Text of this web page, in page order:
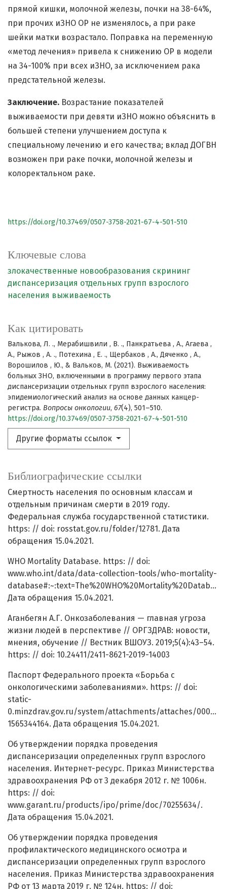
Ключевые слова
злокачественные новообразования скрининг
диспансеризация отдельных групп взрослого
населения выживаемость
Как цитировать
Валькова, Л. ., Мерабишвили , В. ., Панкратьева , А., Агаева ,
А., Рыжов , А. ., Потехина , Е. ., Щербаков , А., Дяченко , А.,
Ворошилов , Ю., & Вальков, М. (2021). Выживаемость
больных ЗНО, включенными в программу первого этапа
диспансеризации отдельных групп взрослого населения:
эпидемиологический анализ на основе данных канцер-
регистра. Вопросы онкологии, 67(4), 501–510.
https://doi.org/10.37469/0507-3758-2021-67-4-501-510
Другие форматы ссылок
прямой кишки, молочной железы, почки на 38-64%,
при прочих иЗНО ОР не изменялось, а при раке
шейки матки возрастало. Поправка на переменную
«метод лечения» привела к снижению ОР в модели
на 34-100% при всех иЗНО, за исключением рака
предстательной железы.
Заключение. Возрастание показателей
выживаемости при девяти иЗНО можно объяснить в
большей степени улучшением доступа к
специальному лечению и его качества; вклад ДОГВН
возможен при раке почки, молочной железы и
колоректальном раке.
https://doi.org/10.37469/0507-3758-2021-67-4-501-510
Библиографические ссылки
Смертность населения по основным классам и
отдельным причинам смерти в 2019 году.
Федеральная служба государственной статистики.
https: // doi: rosstat.gov.ru/folder/12781. Дата
обращения 15.04.2021.
WHO Mortality Database. https: // doi:
www.who.int/data/data-collection-tools/who-mortality-
Дата обращения 15.04.2021.
Аганбегян А.Г. Онкозаболевания — главная угроза
жизни людей в перспективе // ОРГЗДРАВ: новости,
мнения, обучение // Вестник ВШОУЗ. 2019;5(4):43–54.
https: // doi: 10.24411/2411-8621-2019-14003
Паспорт Федерального проекта «Борьба с
онкологическими заболеваниями». https: // doi:
static-
0.minzdrav.gov.ru/system/attachments/attaches/000/
1565344164. Дата обращения 15.04.2021.
Об утверждении порядка проведения
диспансеризации определенных групп взрослого
населения. Интернет-ресурс. Приказ Министерства
здравоохранения РФ от 3 декабря 2012 г. № 1006н.
https: // doi:
www.garant.ru/products/ipo/prime/doc/70255634/.
Дата обращения 15.04.2021.
Об утверждении порядка проведения
профилактического медицинского осмотра и
диспансеризации определенных групп взрослого
населения. Приказ Министерства здравоохранения
РФ от 13 марта 2019 г. № 124н. https: // doi: